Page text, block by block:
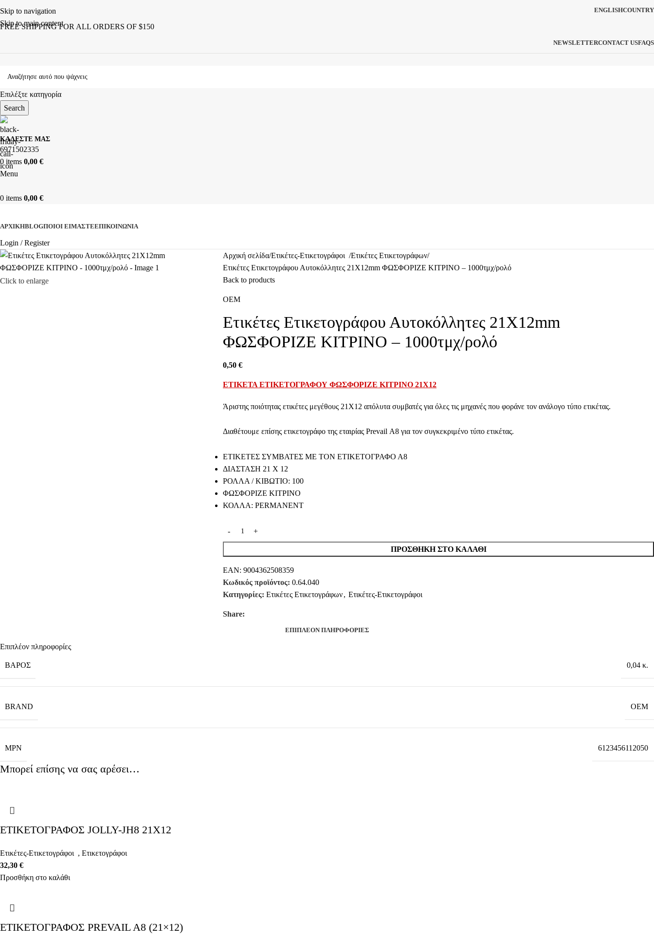
Skip to navigation
Skip to main content
ENGLISHCOUNTRY
FREE SHIPPING FOR ALL ORDERS OF $150
NEWSLETTERCONTACT USFAQS
Επιλέξτε κατηγορία
Search
ΚΑΛΕΣΤΕ ΜΑΣ
6971502335
0 items 0,00 €
Menu
0 items 0,00 €
ΑΡΧΙΚΉBLOGΠΟΙΟΊ ΕΊΜΑΣΤΕΕΠΙΚΟΙΝΩΝΊΑ
Login / Register
Click to enlarge
Αρχική σελίδα Ετικέτες-Ετικετογράφοι
Ετικέτες Ετικετογράφων
Ετικέτες Ετικετογράφου Αυτοκόλλητες 21Χ12mm ΦΩΣΦΟΡΙΖΕ ΚΙΤΡΙΝΟ – 1000τμχ/ρολό
Back to products
OEM
Ετικέτες Ετικετογράφου Αυτοκόλλητες 21Χ12mm
ΦΩΣΦΟΡΙΖΕ ΚΙΤΡΙΝΟ – 1000τμχ/ρολό
0,50 €
ΕΤΙΚΕΤΑ ΕΤΙΚΕΤΟΓΡΑΦΟΥ ΦΩΣΦΟΡΙΖΕ ΚΙΤΡΙΝΟ 21Χ12
Άριστης ποιότητας ετικέτες μεγέθους 21Χ12 απόλυτα συμβατές για όλες τις μηχανές που φοράνε τον ανάλογο τύπο ετικέτας.
Διαθέτουμε επίσης ετικετογράφο της εταιρίας Prevail Α8 για τον συγκεκριμένο τύπο ετικέτας.
ΕΤΙΚΕΤΕΣ ΣΥΜΒΑΤΕΣ ΜΕ ΤΟΝ ΕΤΙΚΕΤΟΓΡΑΦΟ Α8
ΔΙΑΣΤΑΣΗ 21 Χ 12
ΡΟΛΛΑ / ΚΙΒΩΤΙΟ: 100
ΦΩΣΦΟΡΙΖΕ ΚΙΤΡΙΝΟ
ΚΟΛΛΑ: PERMANENT
ΠΡΟΣΘΉΚΗ ΣΤΟ ΚΑΛΆΘΙ
EAN: 9004362508359
Κωδικός προϊόντος: 0.64.040
Κατηγορίες: Ετικέτες Ετικετογράφων, Ετικέτες-Ετικετογράφοι
Share:
ΕΠΙΠΛΈΟΝ ΠΛΗΡΟΦΟΡΊΕΣ
Επιπλέον πληροφορίες
ΒΆΡΟΣ 0,04 κ.
BRAND OEM
MPN 6123456112050
Μπορεί επίσης να σας αρέσει…
ΕΤΙΚΕΤΟΓΡΑΦΟΣ JOLLY-JH8 21X12
Ετικέτες-Ετικετογράφοι , Ετικετογράφοι
32,30 €
Προσθήκη στο καλάθι
ΕΤΙΚΕΤΟΓΡΑΦΟΣ PREVAIL A8 (21×12)